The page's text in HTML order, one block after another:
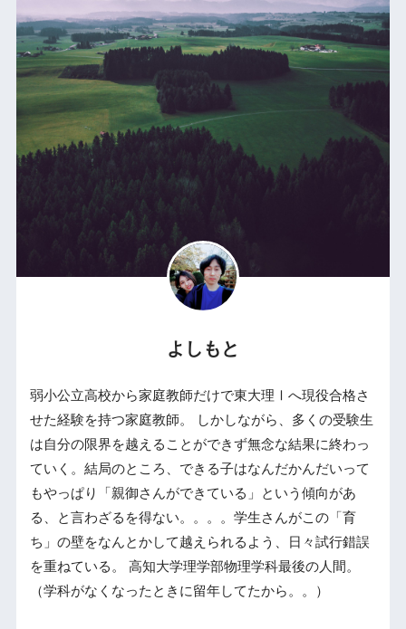
よしもと
弱小公立高校から家庭教師だけで東大理Ⅰへ現役合格さ
せた経験を持つ家庭教師。 しかしながら、多くの受験生
は自分の限界を越えることができず無念な結果に終わっ
ていく。結局のところ、できる子はなんだかんだいって
もやっぱり「親御さんができている」という傾向があ
る、と言わざるを得ない。。。。学生さんがこの「育
ち」の壁をなんとかして越えられるよう、日々試行錯誤
を重ねている。 高知大学理学部物理学科最後の人間。
（学科がなくなったときに留年してたから。。）